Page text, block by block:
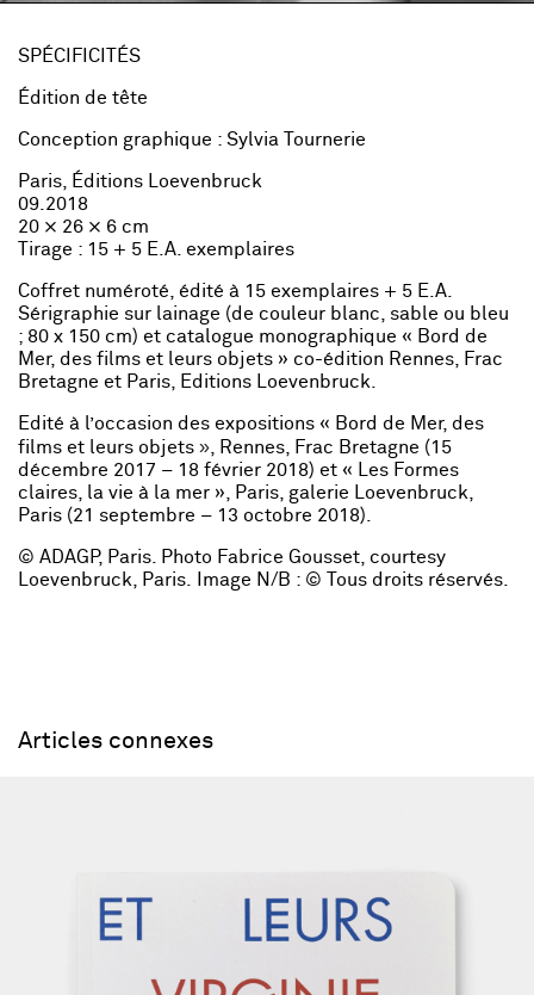
SPÉCIFICITÉS
Édition de tête
Conception graphique : Sylvia Tournerie
Paris, Éditions Loevenbruck
09.2018
20 × 26 × 6 cm
Tirage : 15 + 5 E.A. exemplaires
Coffret numéroté, édité à 15 exemplaires + 5 E.A.
Sérigraphie sur lainage (de couleur blanc, sable ou bleu
; 80 x 150 cm) et catalogue monographique « Bord de
Mer, des films et leurs objets » co-édition Rennes, Frac
Bretagne et Paris, Editions Loevenbruck.
Edité à l’occasion des expositions « Bord de Mer, des
films et leurs objets » , Rennes, Frac Bretagne (15
décembre 2017 – 18 février 2018) et « Les Formes
claires, la vie à la mer », Paris, galerie Loevenbruck,
Paris (21 septembre – 13 octobre 2018).
​​© ADAGP, Paris. Photo Fabrice Gousset, courtesy
Loevenbruck, Paris. Image N/B : © Tous droits réservés.
Articles connexes